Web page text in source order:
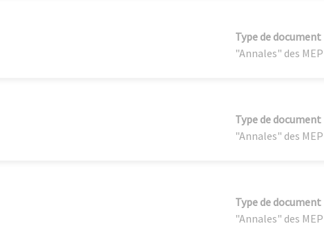
Type de document
"Annales" des MEP
Type de document
"Annales" des MEP
Type de document
"Annales" des MEP